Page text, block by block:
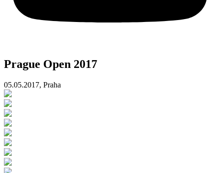
Prague Open 2017
05.05.2017, Praha